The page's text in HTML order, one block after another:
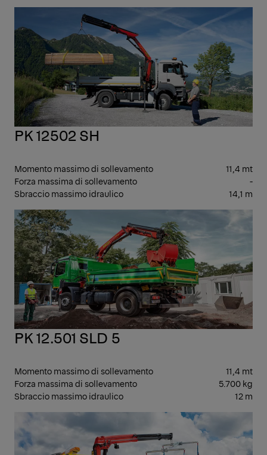
PK 12502 SH
Momento massimo di sollevamento
11,4 mt
Forza massima di sollevamento
-
Sbraccio massimo idraulico
14,1 m
PK 12.501 SLD 5
Momento massimo di sollevamento
11,4 mt
Forza massima di sollevamento
5.700 kg
Sbraccio massimo idraulico
12 m